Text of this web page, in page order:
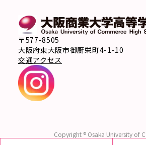
〒577-8505
大阪府東大阪市御厨栄町4-1-10
交通アクセス
Copyright ® Osaka University of